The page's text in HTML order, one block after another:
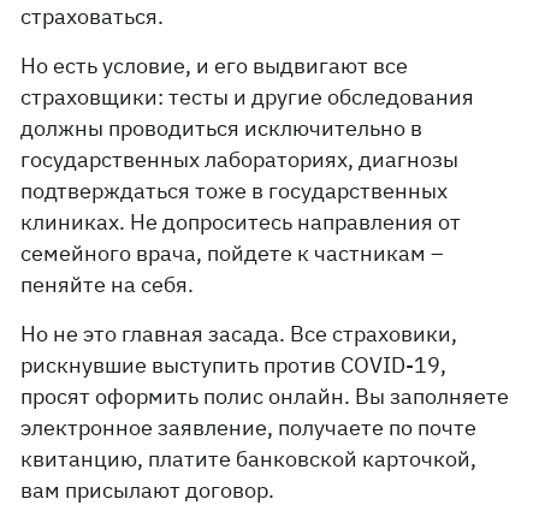
страховаться.
Но есть условие, и его выдвигают все
страховщики: тесты и другие обследования
должны проводиться исключительно в
государственных лабораториях, диагнозы
подтверждаться тоже в государственных
клиниках. Не допроситесь направления от
семейного врача, пойдете к частникам –
пеняйте на себя.
Но не это главная засада. Все страховики,
рискнувшие выступить против COVID-19,
просят оформить полис онлайн. Вы заполняете
электронное заявление, получаете по почте
квитанцию, платите банковской карточкой,
вам присылают договор.